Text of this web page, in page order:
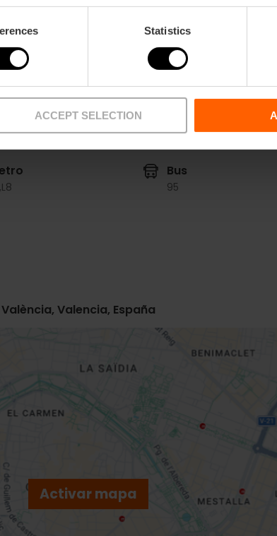
Statistics
ACCEPT SELECTION
INFORMACIÓ
L8
Bus
95
Valencia, España
Activar mapa